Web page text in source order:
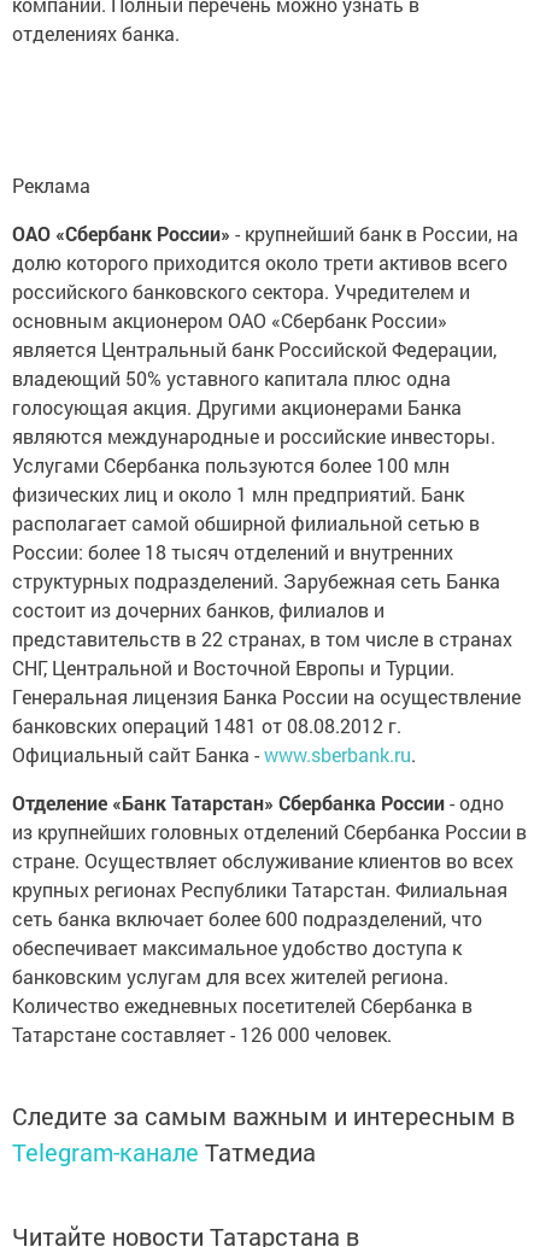
отделениях банка.
Реклама
ОАО «Сбербанк России» - крупнейший банк в России, на
долю которого приходится около трети активов всего
российского банковского сектора. Учредителем и
основным акционером ОАО «Сбербанк России»
является Центральный банк Российской Федерации,
владеющий 50% уставного капитала плюс одна
голосующая акция. Другими акционерами Банка
являются международные и российские инвесторы.
Услугами Сбербанка пользуются более 100 млн
физических лиц и около 1 млн предприятий. Банк
располагает самой обширной филиальной сетью в
России: более 18 тысяч отделений и внутренних
структурных подразделений. Зарубежная сеть Банка
состоит из дочерних банков, филиалов и
представительств в 22 странах, в том числе в странах
СНГ, Центральной и Восточной Европы и Турции.
Генеральная лицензия Банка России на осуществление
банковских операций 1481 от 08.08.2012 г.
Официальный сайт Банка -www.sberbank.ru.
Отделение «Банк Татарстан» Сбербанка России- одно
из крупнейших головных отделений Сбербанка России в
стране. Осуществляет обслуживание клиентов во всех
крупных регионах Республики Татарстан. Филиальная
сеть банка включает более 600 подразделений, что
обеспечивает максимальное удобство доступа к
банковским услугам для всех жителей региона.
Количество ежедневных посетителей Сбербанка в
Татарстане составляет - 126 000 человек.
Следите за самым важным и интересным в
Telegram-канале Татмедиа
Читайте новости Татарстана в